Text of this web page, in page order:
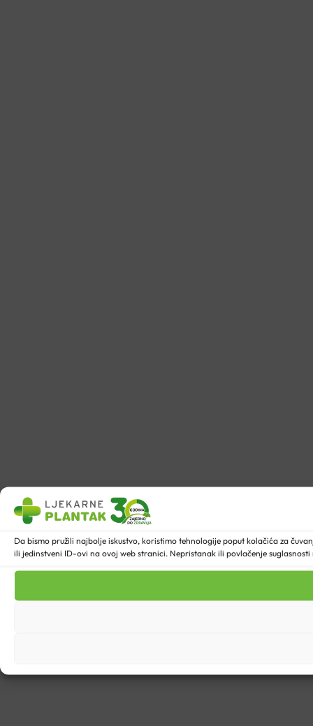
Da bismo pružili najbolje iskustvo, koristimo tehnologije poput kolačića za
ili jedinstveni ID-ovi na ovoj web stranici. Nepristanak ili povlačenje